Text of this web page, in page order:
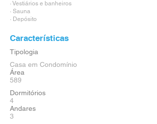
· Vestiários e banheiros
· Sauna
· Depósito
Características
Tipologia
Casa em Condomínio
Área
589
Dormitórios
4
Andares
3